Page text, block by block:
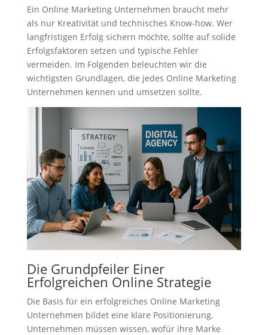
Ein Online Marketing Unternehmen braucht mehr
als nur Kreativität und technisches Know-how. Wer
langfristigen Erfolg sichern möchte, sollte auf solide
Erfolgsfaktoren setzen und typische Fehler
vermeiden. Im Folgenden beleuchten wir die
wichtigsten Grundlagen, die jedes Online Marketing
Unternehmen kennen und umsetzen sollte.
Die Grundpfeiler Einer
Erfolgreichen Online Strategie
Die Basis für ein erfolgreiches Online Marketing
Unternehmen bildet eine klare Positionierung.
Unternehmen müssen wissen, wofür ihre Marke